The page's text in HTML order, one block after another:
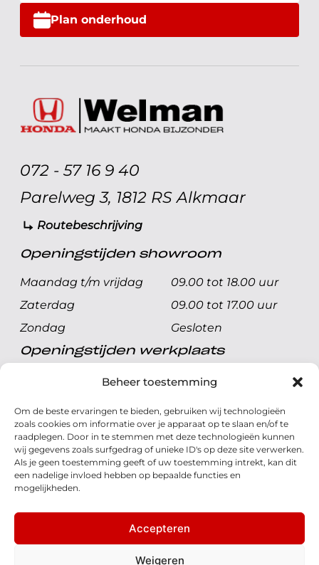
Beheer toestemming
Om de beste ervaringen te bieden, gebruiken wij technologieën
zoals cookies om informatie over je apparaat op te slaan en/of te
raadplegen. Door in te stemmen met deze technologieën kunnen
wij gegevens zoals surfgedrag of unieke ID's op deze site verwerken.
Als je geen toestemming geeft of uw toestemming intrekt, kan dit
een nadelige invloed hebben op bepaalde functies en
mogelijkheden.
Accepteren
Weigeren
Plan onderhoud
072 - 57 16 9 40
Parelweg 3, 1812 RS Alkmaar
Routebeschrijving
Openingstijden showroom
Maandag t/m vrijdag
09.00 tot 18.00 uur
Zaterdag
09.00 tot 17.00 uur
Zondag
Gesloten
Openingstijden werkplaats
Maandag t/m vrijdag
08.00 tot 17.00 uur
Zondag
Gesloten
Volg ons
© 2026 - Honda Welman